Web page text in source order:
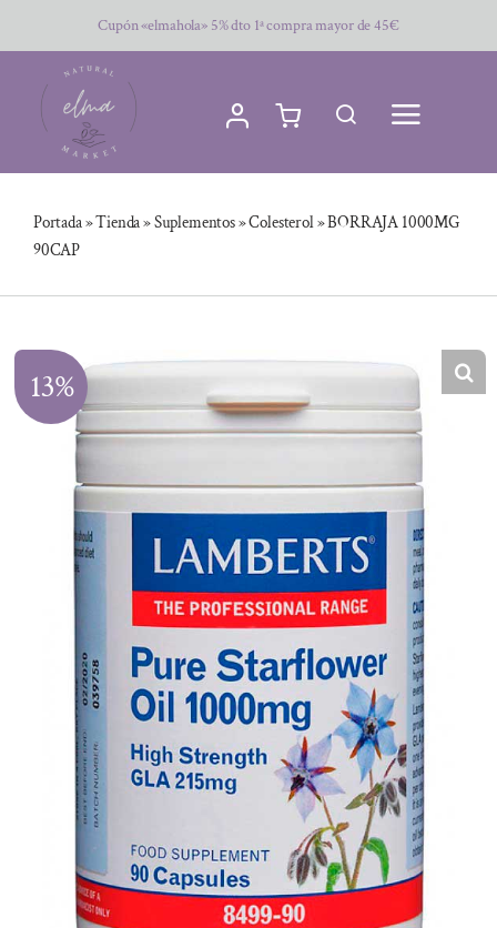
al
contenido
Cupón «elmahola» 5% dto 1ª compra mayor de 45€
Portada»Tienda»Suplementos»Colesterol»BORRAJA 1000MG
90CAP
13%